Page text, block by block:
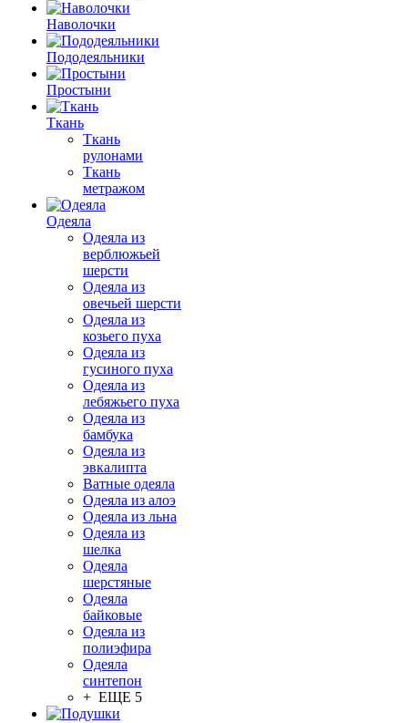
Наволочки
Пододеяльники
Простыни
Ткань
Ткань
рулонами
Ткань
метражом
Одеяла
Одеяла из
верблюжьей
шерсти
Одеяла из
овечьей шерсти
Одеяла из
козьего пуха
Одеяла из
гусиного пуха
Одеяла из
лебяжьего пуха
Одеяла из
бамбука
Одеяла из
эвкалипта
Ватные одеяла
Одеяла из алоэ
Одеяла из льна
Одеяла из
шелка
Одеяла
шерстяные
Одеяла
байковые
Одеяла из
полиэфира
Одеяла
синтепон
+ ЕЩЕ 5